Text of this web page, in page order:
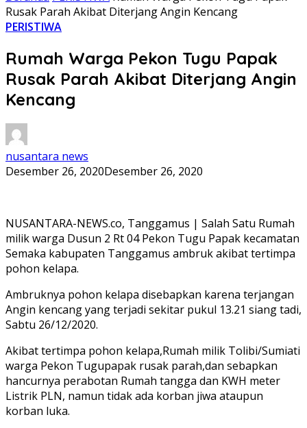
Rusak Parah Akibat Diterjang Angin Kencang
PERISTIWA
Rumah Warga Pekon Tugu Papak
Rusak Parah Akibat Diterjang Angin
Kencang
nusantara news
Desember 26, 2020Desember 26, 2020
NUSANTARA-NEWS.co, Tanggamus | Salah Satu Rumah
milik warga Dusun 2 Rt 04 Pekon Tugu Papak kecamatan
Semaka kabupaten Tanggamus ambruk akibat tertimpa
pohon kelapa.
Ambruknya pohon kelapa disebapkan karena terjangan
Angin kencang yang terjadi sekitar pukul 13.21 siang tadi,
Sabtu 26/12/2020.
Akibat tertimpa pohon kelapa,Rumah milik Tolibi/Sumiati
warga Pekon Tugupapak rusak parah,dan sebapkan
hancurnya perabotan Rumah tangga dan KWH meter
Listrik PLN, namun tidak ada korban jiwa ataupun
korban luka.